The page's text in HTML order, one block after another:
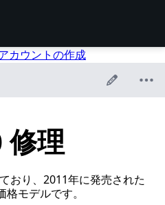
カウントの作成
修理
おり、2011年に発売された
モデルです。